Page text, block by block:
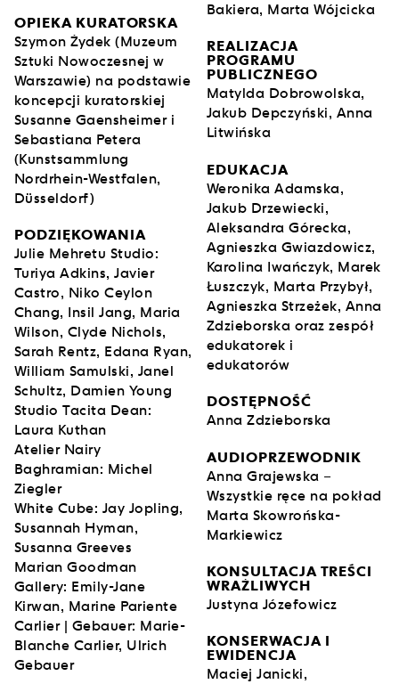
W listopadzie 2019 roku Los Angeles County Museum
of Art zaprezentowało retrospektywę twórczości
Mehretu, pokazywaną następnie w High Museum w
Atlancie (2020), nowojorskim Whitney Museum of
American Art (2021) oraz Walker Museum of Art w
Minneapolis (2021). W 2024 roku odbyła się wystawa
Julie Mehretu: Ensemble
w weneckim Palazzo Grassi,
w ramach Kolekcji Pinault; w listopadzie tego
samego roku prace Mehretu pokazano po raz
pierwszy w regionie Australii i Indopacyfiku, na
wystawieJulie Mehretu: A Transcore of the Radical
Imaginatory[Transpartytury radykalnego
imaginarium] w Museum of Contemporary Art
Australia w Sydney. 10 maja 2025 roku otworzyła się
wystawa indywidualna artystki w K21 w Düsseldorfie
pt.Julie Mehretu: KAIROS / HAUNTOLOGICAL
VARIATIONS, która teraz doczekała się warszawskiej
odsłony w MSN-ie jako
DUCHOLOGICZNE.
Mehretu jest członkinią Amerykańskiej Akademii
Sztuki i Literatury, Amerykańskiej Akademii Sztuk i
Nauk, amerykańskiego stowarzyszenia National
Academy of Design oraz Etiopskiej Akademii Nauk.
Zasiada w radzie Whitney Museum of American Art,
zarządzie American Academy in Berlin, której jest
wychowanką, w Radzie Powszechnej przy Zeitz
MOCAA | Museum of Contemporary Art Africa oraz
zarządzie rezydencji artystycznej i platformy
kulturalnej Denniston Hill, którą również zakładała.
OPIEKA KURATORSKA
Szymon Żydek (Muzeum
Sztuki Nowoczesnej w
Warszawie) na podstawie
koncepcji kuratorskiej
Susanne Gaensheimer i
Sebastiana Petera
(Kunstsammlung
Nordrhein-Westfalen,
Düsseldorf)
PODZIĘKOWANIA
Julie Mehretu Studio:
Turiya Adkins, Javier
Castro, Niko Ceylon
Chang, Insil Jang, Maria
Wilson, Clyde Nichols,
Sarah Rentz, Edana Ryan,
William Samulski, Janel
Schultz, Damien Young
Studio Tacita Dean:
Laura Kuthan
Atelier Nairy
Baghramian: Michel
Ziegler
White Cube: Jay Jopling,
Susannah Hyman,
Susanna Greeves
Marian Goodman
Gallery: Emily-Jane
Kirwan, Marine Pariente
Carlier | Gebauer: Marie-
Blanche Carlier, Ulrich
Gebauer
Bakiera, Marta Wójcicka
REALIZACJA
PROGRAMU
PUBLICZNEGO
Matylda Dobrowolska,
Jakub Depczyński, Anna
Litwińska
EDUKACJA
Weronika Adamska,
Jakub Drzewiecki,
Aleksandra Górecka,
Agnieszka Gwiazdowicz,
Karolina Iwańczyk, Marek
Łuszczyk, Marta Przybył,
Agnieszka Strzeżek, Anna
Zdzieborska oraz zespół
edukatorek i
edukatorów
DOSTĘPNOŚĆ
Anna Zdzieborska
AUDIOPRZEWODNIK
Anna Grajewska –
Wszystkie ręce na pokład
Marta Skowrońska-
Markiewicz
KONSULTACJA TREŚCI
WRAŻLIWYCH
Justyna Józefowicz
KONSERWACJA I
EWIDENCJA
Maciej Janicki,